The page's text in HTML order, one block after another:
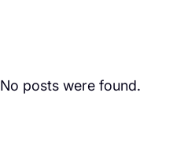
No posts were found.